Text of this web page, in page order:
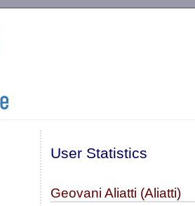
User Statistics
Geovani Aliatti (Aliatti)